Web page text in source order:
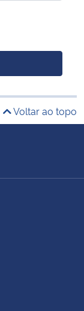
Voltar ao topo